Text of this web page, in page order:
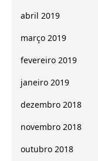
abril 2019
março 2019
fevereiro 2019
janeiro 2019
dezembro 2018
novembro 2018
outubro 2018